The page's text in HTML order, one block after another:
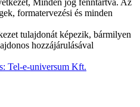
formatervezési és minden
tulajdonát képezik, bármilyen
hozzájárulásával
Tel-e-universum Kft.